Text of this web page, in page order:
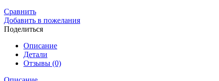
Сравнить
Добавить в пожелания
Поделиться
Описание
Детали
Отзывы (0)